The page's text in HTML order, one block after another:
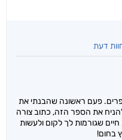
פעם ראשונה שהבנתי את
את הספר הזה, כתוב צורה
שגורמות לך לקום ולעשות
בחום!